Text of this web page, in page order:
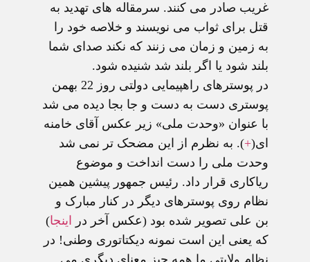
غریب صادر می کنند. سرمقاله های تهدید به
قتل برای ثواب می نویسند و خلاصه خود را
به زمین و زمان می زنند که نکند صدای شما
بلند شود یا اگر بلند شد شنیده شود.
در پوسترهای راهپیمایی دولتی روز 22 بهمن
پوستری دست به دست و جا بجا دیده می شد
با عنوان «وحدت ملی» زیر عکس آقای خامنه
ای(+). به نظرم از این مضحک تر نمی شد
وحدت ملی را دست انداخت و موضوع
ریاکاری قرار داد. رئیس جمهور پیشین همین
نظام روی پوسترهای دیگر در کنار مبارک و
بن علی تصویر شده بود (عکس آخر در
اینجا)
که یعنی این است نمونه دیکتاتوری وطنی! در